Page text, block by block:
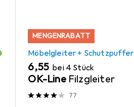
MENGENRABATT
Möbelgleiter + Schutzpuffer
EUR
6,55 bei 4 Stück
OK-Line Filzgleiter
77